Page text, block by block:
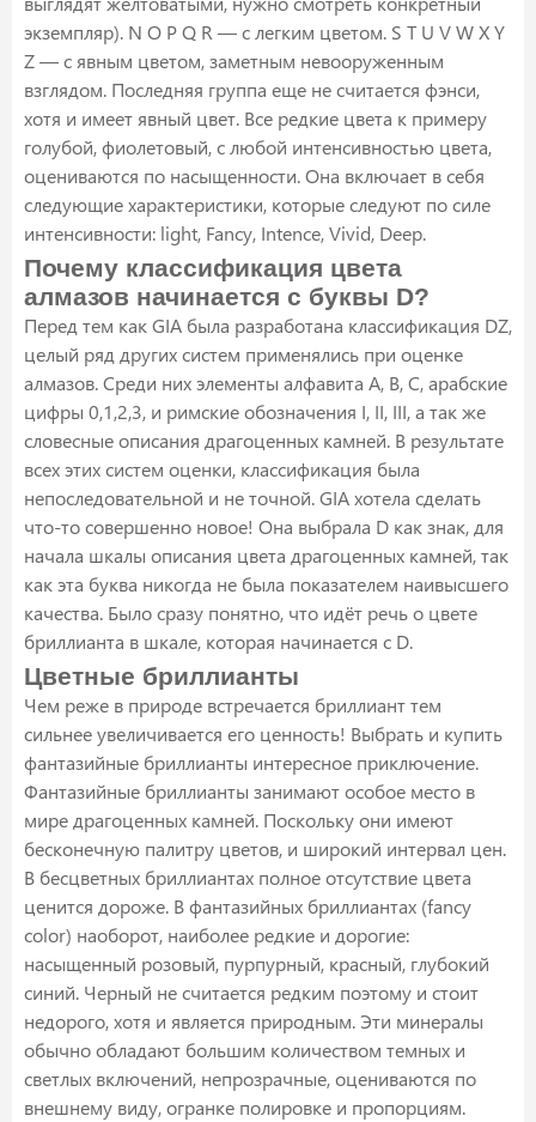
экземпляр). N O P Q R — с легким цветом. S T U V W X Y
Z — с явным цветом, заметным невооруженным
взглядом. Последняя группа еще не считается фэнси,
хотя и имеет явный цвет. Все редкие цвета к примеру
голубой, фиолетовый, с любой интенсивностью цвета,
оцениваются по насыщенности. Она включает в себя
следующие характеристики, которые следуют по силе
интенсивности: light, Fancy, Intence, Vivid, Deep.
Почему классификация цвета
алмазов начинается с буквы D?
Перед тем как GIA была разработана классификация DZ,
целый ряд других систем применялись при оценке
алмазов. Среди них элементы алфавита A, B, C, арабские
цифры 0,1,2,3, и римские обозначения I, II, III, а так же
словесные описания драгоценных камней. В результате
всех этих систем оценки, классификация была
непоследовательной и не точной. GIA хотела сделать
что-то совершенно новое! Она выбрала D как знак, для
начала шкалы описания цвета драгоценных камней, так
как эта буква никогда не была показателем наивысшего
качества. Было сразу понятно, что идёт речь о цвете
бриллианта в шкале, которая начинается с D.
Цветные бриллианты
Чем реже в природе встречается бриллиант тем
сильнее увеличивается его ценность! Выбрать и купить
фантазийные бриллианты интересное приключение.
Фантазийные бриллианты занимают особое место в
мире драгоценных камней. Поскольку они имеют
бесконечную палитру цветов, и широкий интервал цен.
В бесцветных бриллиантах полное отсутствие цвета
ценится дороже. В фантазийных бриллиантах (fancy
color) наоборот, наиболее редкие и дорогие:
насыщенный розовый, пурпурный, красный, глубокий
синий. Черный не считается редким поэтому и стоит
недорого, хотя и является природным. Эти минералы
обычно обладают большим количеством темных и
светлых включений, непрозрачные, оцениваются по
внешнему виду, огранке полировке и пропорциям.